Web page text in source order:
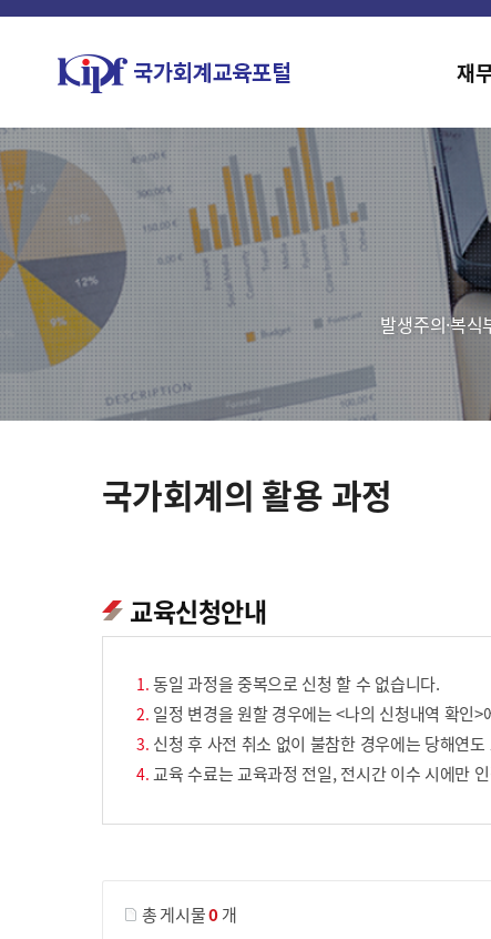
재
발생주의·복
국가회계의 활용 과정
교육신청안내
동일 과정을 중복으로 신청 할 수 없습니다.
일정 변경을 원할 경우에는 <나의 신청내역 확인
신청 후 사전 취소 없이 불참한 경우에는 당해연
교육 수료는 교육과정 전일, 전시간 이수 시에만
총 게시물0개